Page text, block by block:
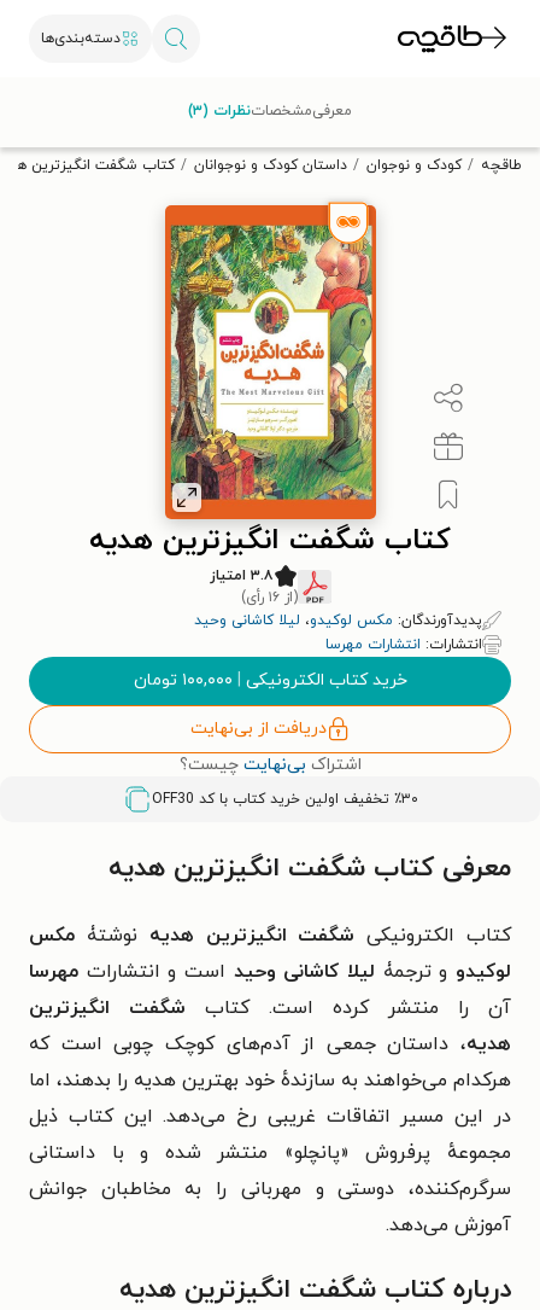
دسته‌بندی‌ها
تخفیف از طاقچه دریافت کن.
طاقچه کودک و نوجوان داستان کودک و نوجوانان کتاب شگفت انگیزترین
کتاب شگفت انگیزترین هدیه
۳.۸ امتیاز
(از ۱۶ رأی)
پدیدآورندگان: مکس لوکیدو، لیلا کاشانی وحید
انتشارات: انتشارات مهرسا
خرید کتاب الکترونیکی | ۱۰۰,۰۰۰ تومان
دریافت از بی‌نهایت
اشتراک بی‌نهایت چیست؟
٪۳۰ تخفیف اولین خرید کتاب با کد OFF30
معرفیمشخصاتنظرات (۳)
معرفی کتاب شگفت انگیزترین هدیه
کتاب الکترونیکی شگفت انگیزترین هدیه نوشتۀ مکس
لوکیدو و ترجمۀ لیلا کاشانی وحید است و انتشارات مهرسا
آن را منتشر کرده است. کتاب شگفت انگیزترین
هدیه، داستان جمعی از آدم‌‌های کوچک چوبی است که
هرکدام می‌خواهند به سازندهٔ خود بهترین هدیه را بدهند، اما
در این مسیر اتفاقات غریبی رخ می‌دهد. این کتاب ذیل
مجموعهٔ پرفروش «پانچلو» منتشر شده و با داستانی
سرگرم‌کننده، دوستی و مهربانی را به مخاطبان جوانش
آموزش می‌دهد.
درباره کتاب شگفت انگیزترین هدیه